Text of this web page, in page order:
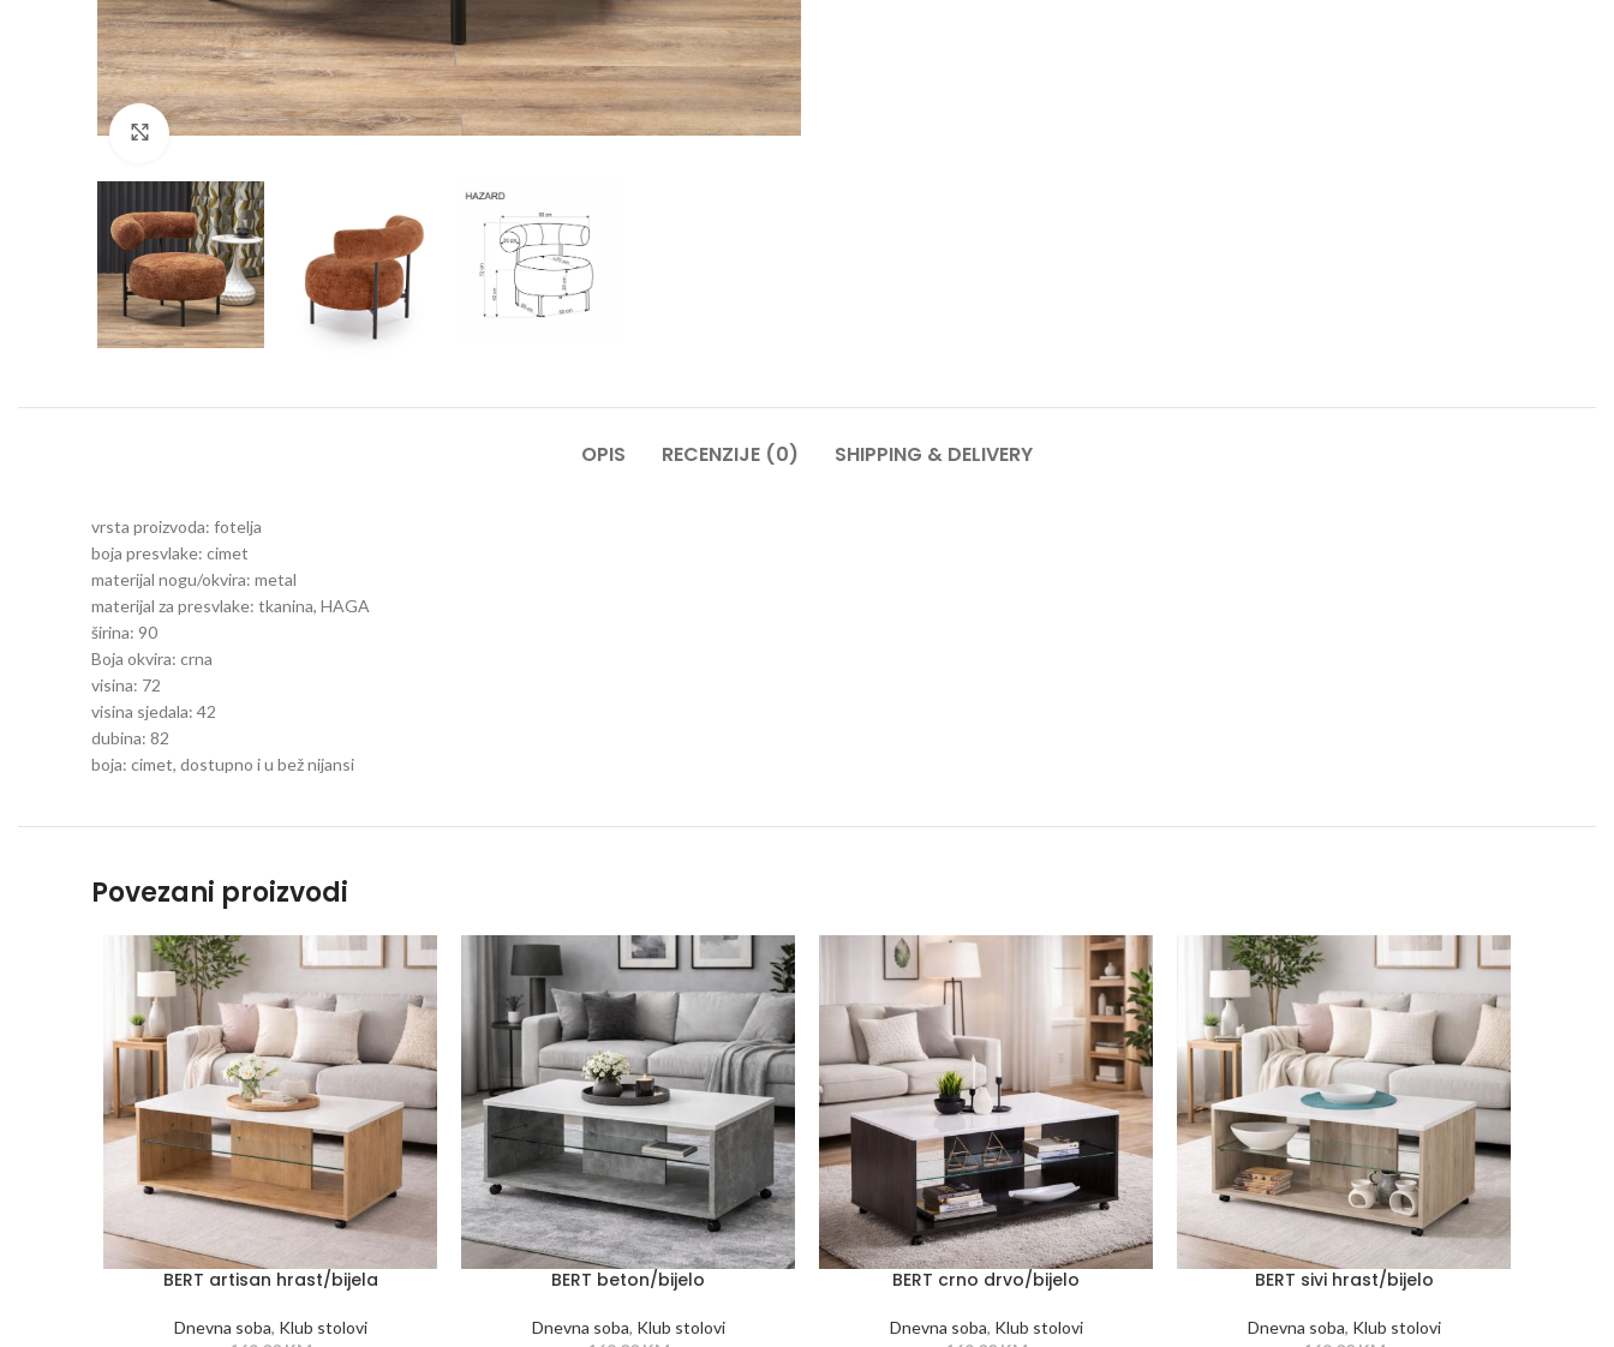
Click to enlarge
OPIS RECENZIJE (0) SHIPPING & DELIVERY
vrsta proizvoda: fotelja
boja presvlake: cimet
materijal nogu/okvira: metal
materijal za presvlake: tkanina, HAGA
širina: 90
Boja okvira: crna
visina: 72
visina sjedala: 42
dubina: 82
boja: cimet, dostupno i u bež nijansi
Povezani proizvodi
BERT artisan hrast/bijela
Dnevna soba, Klub stolovi
BERT beton/bijelo
Dnevna soba, Klub stolovi
BERT crno drvo/bijelo
Dnevna soba, Klub stolovi
BERT sivi hrast/bijelo
Dnevna soba, Klub stolovi